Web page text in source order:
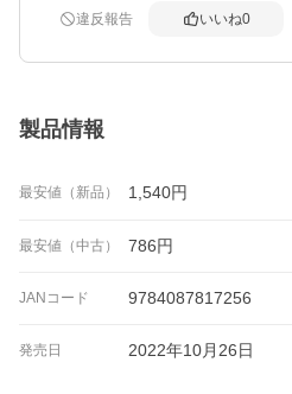
違反報告 いいね0
製品情報
最安値（新品） 1,540円
最安値（中古） 786円
JANコード 9784087817256
発売日 2022年10月26日